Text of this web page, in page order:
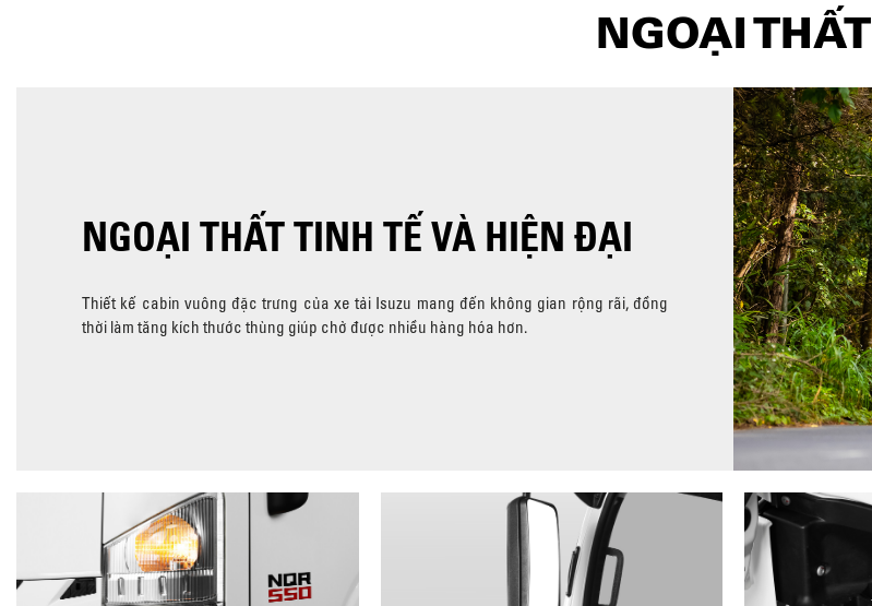
NGOẠI THẤT
NGOẠI THẤT TINH TẾ VÀ HIỆN ĐẠI
Thiết kế cabin vuông đặc trưng của xe tải Isuzu mang đến không gian rộng rãi, đồng
thời làm tăng kích thước thùng giúp chở được nhiều hàng hóa hơn.